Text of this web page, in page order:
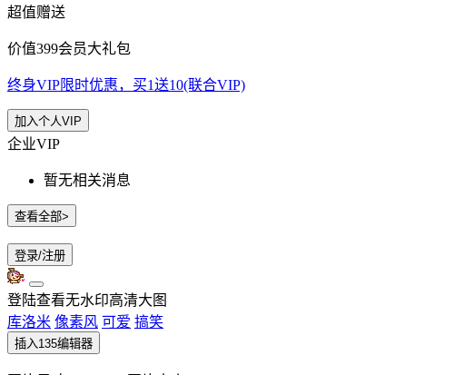
超值赠送
价值399会员大礼包
终身VIP限时优惠，买1送10(联合VIP)
加入个人VIP
企业VIP
暂无相关消息
查看全部>
登录/注册
登陆查看无水印高清大图
库洛米 像素风 可爱 搞笑
插入135编辑器